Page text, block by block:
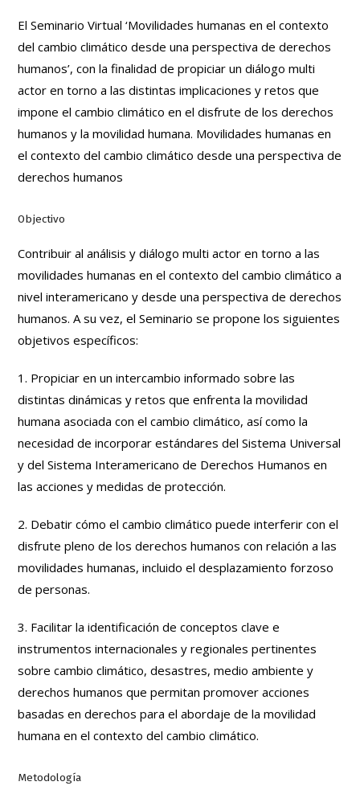
El Seminario Virtual ‘Movilidades humanas en el contexto
del cambio climático desde una perspectiva de derechos
humanos’, con la finalidad de propiciar un diálogo multi
actor en torno a las distintas implicaciones y retos que
impone el cambio climático en el disfrute de los derechos
humanos y la movilidad humana. Movilidades humanas en
el contexto del cambio climático desde una perspectiva de
derechos humanos
Objectivo
Contribuir al análisis y diálogo multi actor en torno a las
movilidades humanas en el contexto del cambio climático a
nivel interamericano y desde una perspectiva de derechos
humanos. A su vez, el Seminario se propone los siguientes
objetivos específicos:
1. Propiciar en un intercambio informado sobre las
distintas dinámicas y retos que enfrenta la movilidad
humana asociada con el cambio climático, así como la
necesidad de incorporar estándares del Sistema Universal
y del Sistema Interamericano de Derechos Humanos en
las acciones y medidas de protección.
2. Debatir cómo el cambio climático puede interferir con el
disfrute pleno de los derechos humanos con relación a las
movilidades humanas, incluido el desplazamiento forzoso
de personas.
3. Facilitar la identificación de conceptos clave e
instrumentos internacionales y regionales pertinentes
sobre cambio climático, desastres, medio ambiente y
derechos humanos que permitan promover acciones
basadas en derechos para el abordaje de la movilidad
humana en el contexto del cambio climático.
Metodología